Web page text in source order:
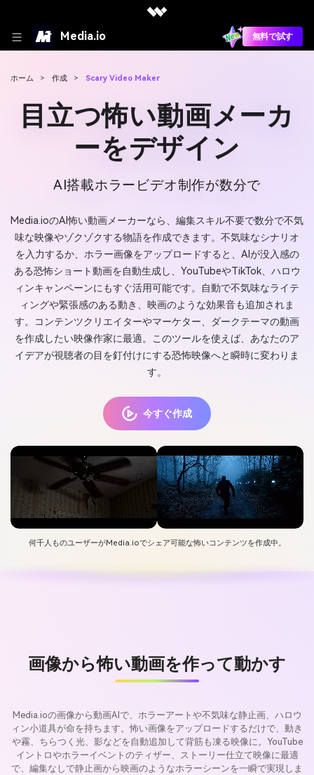
Media.io 無料で試す
ホーム > 作成 > Scary Video Maker
目立つ怖い動画メーカ
ーをデザイン
AI搭載ホラービデオ制作が数分で
Media.ioのAI怖い動画メーカーなら、編集スキル不要で数分で不気
味な映像やゾクゾクする物語を作成できます。不気味なシナリオ
を入力するか、ホラー画像をアップロードすると、AIが没入感の
ある恐怖ショート動画を自動生成し、YouTubeやTikTok、ハロウ
ィンキャンペーンにもすぐ活用可能です。自動で不気味なライテ
ィングや緊張感のある動き、映画のような効果音も追加されま
す。コンテンツクリエイターやマーケター、ダークテーマの動画
を作成したい映像作家に最適。このツールを使えば、あなたのア
イデアが視聴者の目を釘付けにする恐怖映像へと瞬時に変わりま
す。
今すぐ作成
何千人ものユーザーがMedia.ioでシェア可能な怖いコンテンツを作成中。
画像から怖い動画を作って動かす
Media.ioの画像から動画AIで、ホラーアートや不気味な静止画、ハロウ
ィン小道具が命を持ちます。怖い画像をアップロードするだけで、動き
や霧、ちらつく光、影などを自動追加して背筋も凍る映像に。YouTube
イントロやホラーイベントのティザー、ストーリー仕立て映像に最適
で、編集なしで静止画から映画のようなホラーシーンを一瞬で実現しま